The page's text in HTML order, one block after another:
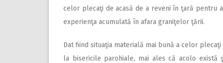
celor plecaţi de acasă de a reveni în ţară pentru
experienţa acumulată în afara graniţelor ţării.
Dat fiind situaţia materială mai bună a celor
la bisericile parohiale, mai ales că acolo există